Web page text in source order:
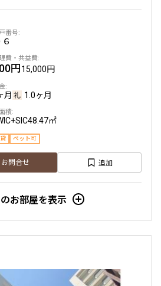
1分以内
15分以内
６
円15,000円
月 1.0ヶ月
48.47㎡
ペット可
お問合せ 追加
お部屋を表示